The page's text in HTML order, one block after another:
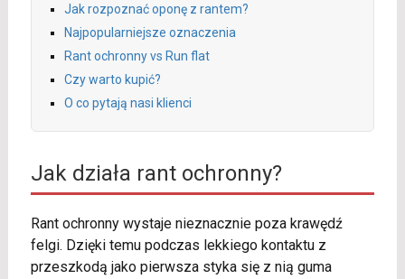
Jak rozpoznać oponę z rantem?
Najpopularniejsze oznaczenia
Rant ochronny vs Run flat
Czy warto kupić?
O co pytają nasi klienci
Jak działa rant ochronny?
Rant ochronny wystaje nieznacznie poza krawędź
felgi. Dzięki temu podczas lekkiego kontaktu z
przeszkodą jako pierwsza styka się z nią guma